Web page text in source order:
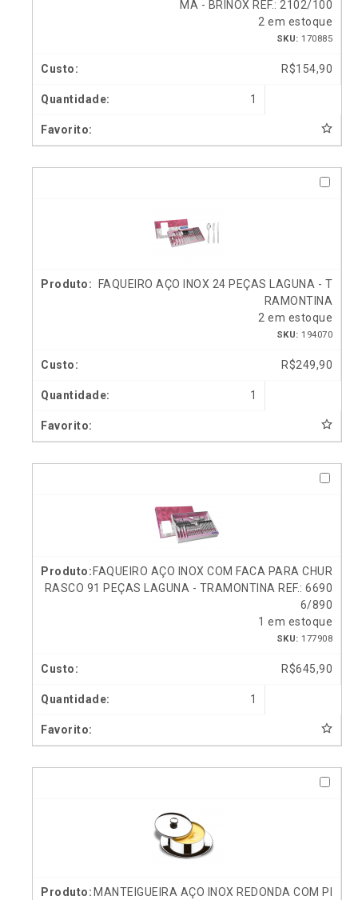
MA - BRINOX REF.: 2102/100
2 em estoque
SKU: 170885
R$154,90
1
FAQUEIRO AÇO INOX 24 PEÇAS LAGUNA - T
RAMONTINA
2 em estoque
SKU: 194070
R$249,90
1
FAQUEIRO AÇO INOX COM FACA PARA CHUR
RASCO 91 PEÇAS LAGUNA - TRAMONTINA REF.: 6690
6/890
1 em estoque
SKU: 177908
R$645,90
1
MANTEIGUEIRA AÇO INOX REDONDA COM PI